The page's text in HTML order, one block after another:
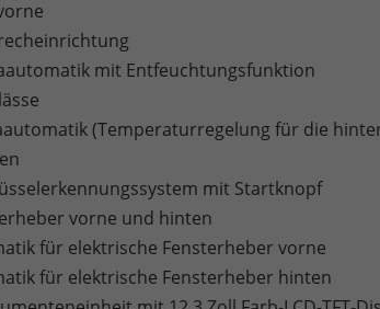
mit Entfeuchtungsfunktion
(Temperaturregelung für die
mit Startknopf
vorne und hinten
für elektrische Fensterheber vorne
für elektrische Fensterheber hinten